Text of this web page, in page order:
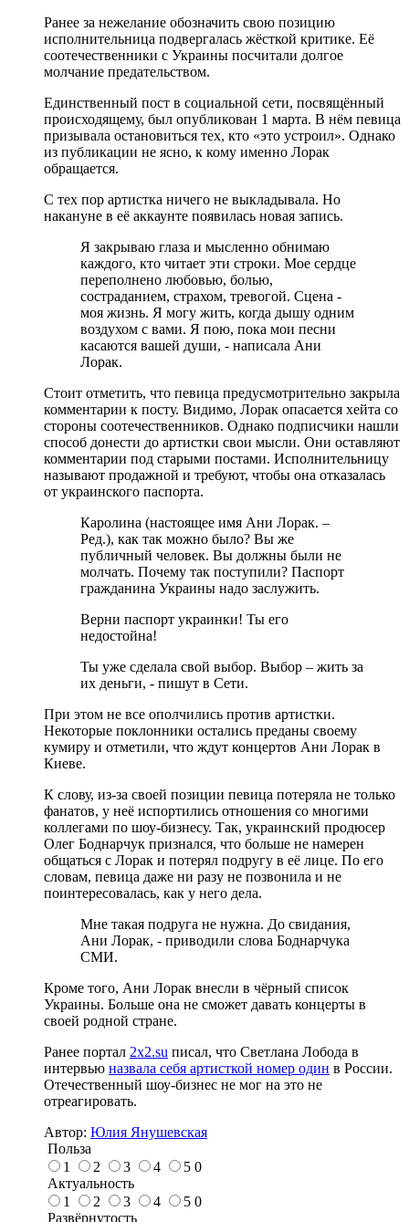
Ранее за нежелание обозначить свою позицию
исполнительница подвергалась жёсткой критике. Её
соотечественники с Украины посчитали долгое
молчание предательством.
Единственный пост в социальной сети, посвящённый
происходящему, был опубликован 1 марта. В нём певица
призывала остановиться тех, кто «это устроил». Однако
из публикации не ясно, к кому именно Лорак
обращается.
С тех пор артистка ничего не выкладывала. Но
накануне в её аккаунте появилась новая запись.
Я закрываю глаза и мысленно обнимаю
каждого, кто читает эти строки. Мое сердце
переполнено любовью, болью,
состраданием, страхом, тревогой. Сцена -
моя жизнь. Я могу жить, когда дышу одним
воздухом с вами. Я пою, пока мои песни
касаются вашей души, - написала Ани
Лорак.
Стоит отметить, что певица предусмотрительно закрыла
комментарии к посту. Видимо, Лорак опасается хейта со
стороны соотечественников. Однако подписчики нашли
способ донести до артистки свои мысли. Они оставляют
комментарии под старыми постами. Исполнительницу
называют продажной и требуют, чтобы она отказалась
от украинского паспорта.
Каролина (настоящее имя Ани Лорак. –
Ред.), как так можно было? Вы же
публичный человек. Вы должны были не
молчать. Почему так поступили? Паспорт
гражданина Украины надо заслужить.
Верни паспорт украинки! Ты его
недостойна!
Ты уже сделала свой выбор. Выбор – жить за
их деньги, - пишут в Сети.
При этом не все ополчились против артистки.
Некоторые поклонники остались преданы своему
кумиру и отметили, что ждут концертов Ани Лорак в
Киеве.
К слову, из-за своей позиции певица потеряла не только
фанатов, у неё испортились отношения со многими
коллегами по шоу-бизнесу. Так, украинский продюсер
Олег Боднарчук признался, что больше не намерен
общаться с Лорак и потерял подругу в её лице. По его
словам, певица даже ни разу не позвонила и не
поинтересовалась, как у него дела.
Мне такая подруга не нужна. До свидания,
Ани Лорак, - приводили слова Боднарчука
СМИ.
Кроме того, Ани Лорак внесли в чёрный список
Украины. Больше она не сможет давать концерты в
своей родной стране.
Ранее портал 2x2.su писал, что Светлана Лобода в
интервью назвала себя артисткой номер один в России.
Отечественный шоу-бизнес не мог на это не
отреагировать.
Автор: Юлия Янушевская
Польза
1
2 3 4 5 0
Актуальность
1
2 3 4 5 0
Развёрнутость